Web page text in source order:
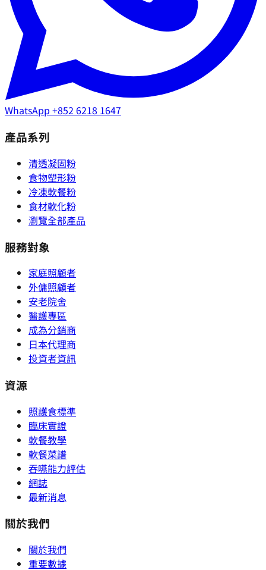
WhatsApp +852 6218 1647
產品系列
清透凝固粉
食物塑形粉
冷凍軟餐粉
食材軟化粉
瀏覽全部產品
服務對象
家庭照顧者
外傭照顧者
安老院舍
醫護專區
成為分銷商
日本代理商
投資者資訊
資源
照護食標準
臨床實證
軟餐教學
軟餐菜譜
吞嚥能力評估
網誌
最新消息
關於我們
關於我們
重要數據